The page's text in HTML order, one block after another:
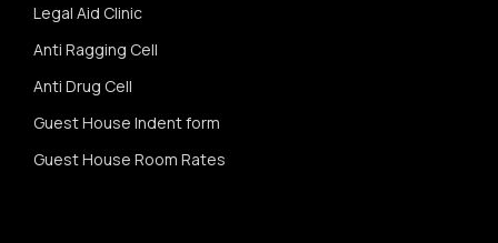
Legal Aid Clinic
Anti Ragging Cell
Anti Drug Cell
Guest House Indent form
Guest House Room Rates